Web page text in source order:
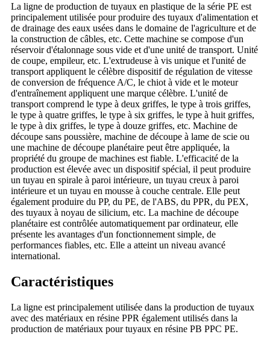
La ligne de production de tuyaux en plastique de la série PE est
principalement utilisée pour produire des tuyaux d'alimentation et
de drainage des eaux usées dans le domaine de l'agriculture et de
la construction de câbles, etc. Cette machine se compose d'un
réservoir d'étalonnage sous vide et d'une unité de transport. Unité
de coupe, empileur, etc. L'extrudeuse à vis unique et l'unité de
transport appliquent le célèbre dispositif de régulation de vitesse
de conversion de fréquence A/C, le chiot à vide et le moteur
d'entraînement appliquent une marque célèbre. L'unité de
transport comprend le type à deux griffes, le type à trois griffes,
le type à quatre griffes, le type à six griffes, le type à huit griffes,
le type à dix griffes, le type à douze griffes, etc. Machine de
découpe sans poussière, machine de découpe à lame de scie ou
une machine de découpe planétaire peut être appliquée, la
propriété du groupe de machines est fiable. L'efficacité de la
production est élevée avec un dispositif spécial, il peut produire
un tuyau en spirale à paroi intérieure, un tuyau creux à paroi
intérieure et un tuyau en mousse à couche centrale. Elle peut
également produire du PP, du PE, de l'ABS, du PPR, du PEX,
des tuyaux à noyau de silicium, etc. La machine de découpe
planétaire est contrôlée automatiquement par ordinateur, elle
présente les avantages d'un fonctionnement simple, de
performances fiables, etc. Elle a atteint un niveau avancé
international.
Caractéristiques
La ligne est principalement utilisée dans la production de tuyaux
avec des matériaux en résine PPR également utilisés dans la
production de matériaux pour tuyaux en résine PB PPC PE.